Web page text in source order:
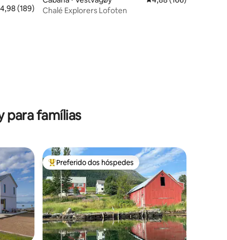
de uma avaliação média de 5, 189 avaliações
4,98 (189)
Chalé Explorers Lofoten
para famílias
hóspedes Entre os melhores preferidos dos hóspedes
Preferido dos hóspedes